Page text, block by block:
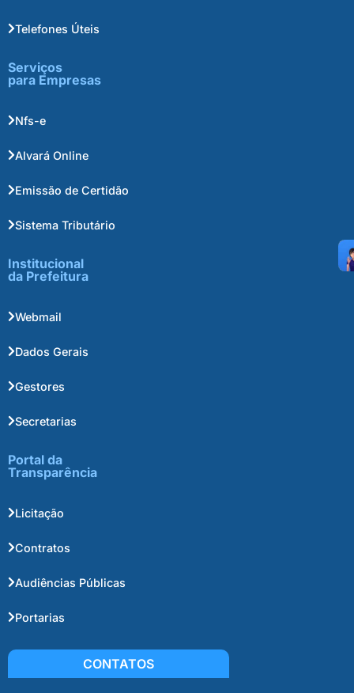
Telefones Úteis
Serviços
para Empresas
Nfs-e
Alvará Online
Emissão de Certidão
Sistema Tributário
Institucional
da Prefeitura
Webmail
Dados Gerais
Gestores
Secretarias
Portal da
Transparência
Licitação
Contratos
Audiências Públicas
Portarias
CONTATOS